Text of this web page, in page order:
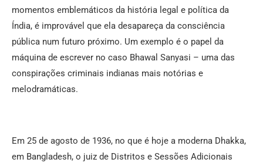
momentos emblemáticos da história legal e política da
Índia, é improvável que ela desapareça da consciência
pública num futuro próximo. Um exemplo é o papel da
máquina de escrever no caso Bhawal Sanyasi – uma das
conspirações criminais indianas mais notórias e
melodramáticas.
Em 25 de agosto de 1936, no que é hoje a moderna Dhakka,
em Bangladesh, o juiz de Distritos e Sessões Adicionais